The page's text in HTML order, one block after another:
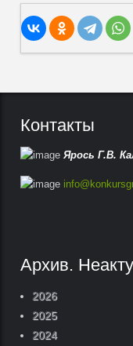
Контакты
Ярось Г.В.
Архив.
2026
2025
2024